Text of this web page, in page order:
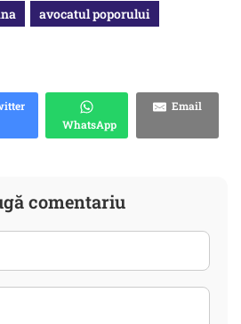
avocatul poporului
WhatsApp
Email
comentariu